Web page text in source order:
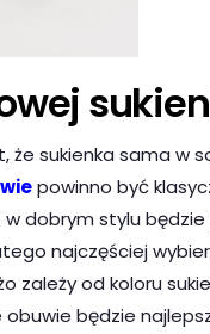
że sukienka sama w
powinno być
dobrym stylu
najczęściej
zależy od koloru
obuwie będzie